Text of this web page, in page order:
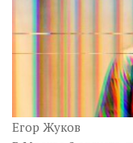
Цитати
Inter/antinational
Егор Жуков